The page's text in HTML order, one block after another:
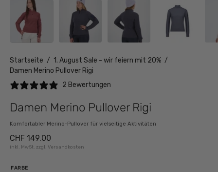
Startseite / 1. August Sale - wir feiern mit 20% /
Damen Merino Pullover Rigi
2 Bewertungen
Damen Merino Pullover Rigi
Komfortabler Merino-Pullover für vielseitige Aktivitäten
CHF 149.00
inkl. MwSt. zzgl. Versandkosten
FARBE